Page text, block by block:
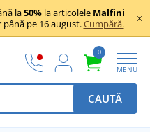
la50% la articolele Malfini
pe 16 august.Cumpără.
0
MENU
CAUTĂ